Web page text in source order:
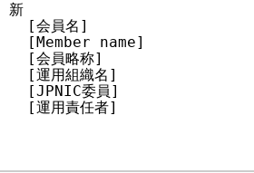
新
[会員名]
[Member name]
[会員略称]
[運用組織名]
[JPNIC委員]
[運用責任者]